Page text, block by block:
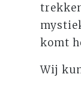
komt
Wij